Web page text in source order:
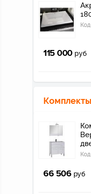
115 000 руб
66 506 руб